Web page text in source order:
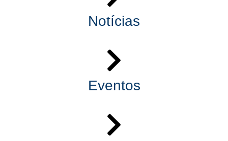
Notícias
Eventos